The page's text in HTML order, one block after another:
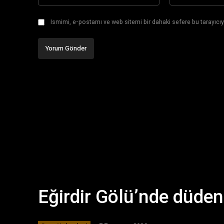
Ismimi, e-postamı ve web sitemi bir dahaki sefere bu